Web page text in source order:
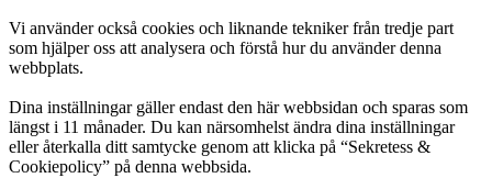
Vi använder också cookies och liknande tekniker från tredje part
som hjälper oss att analysera och förstå hur du använder denna
webbplats.
Dina inställningar gäller endast den här webbsidan och sparas som
längst i 11 månader. Du kan närsomhelst ändra dina inställningar
eller återkalla ditt samtycke genom att klicka på “Sekretess &
Cookiepolicy” på denna webbsida.